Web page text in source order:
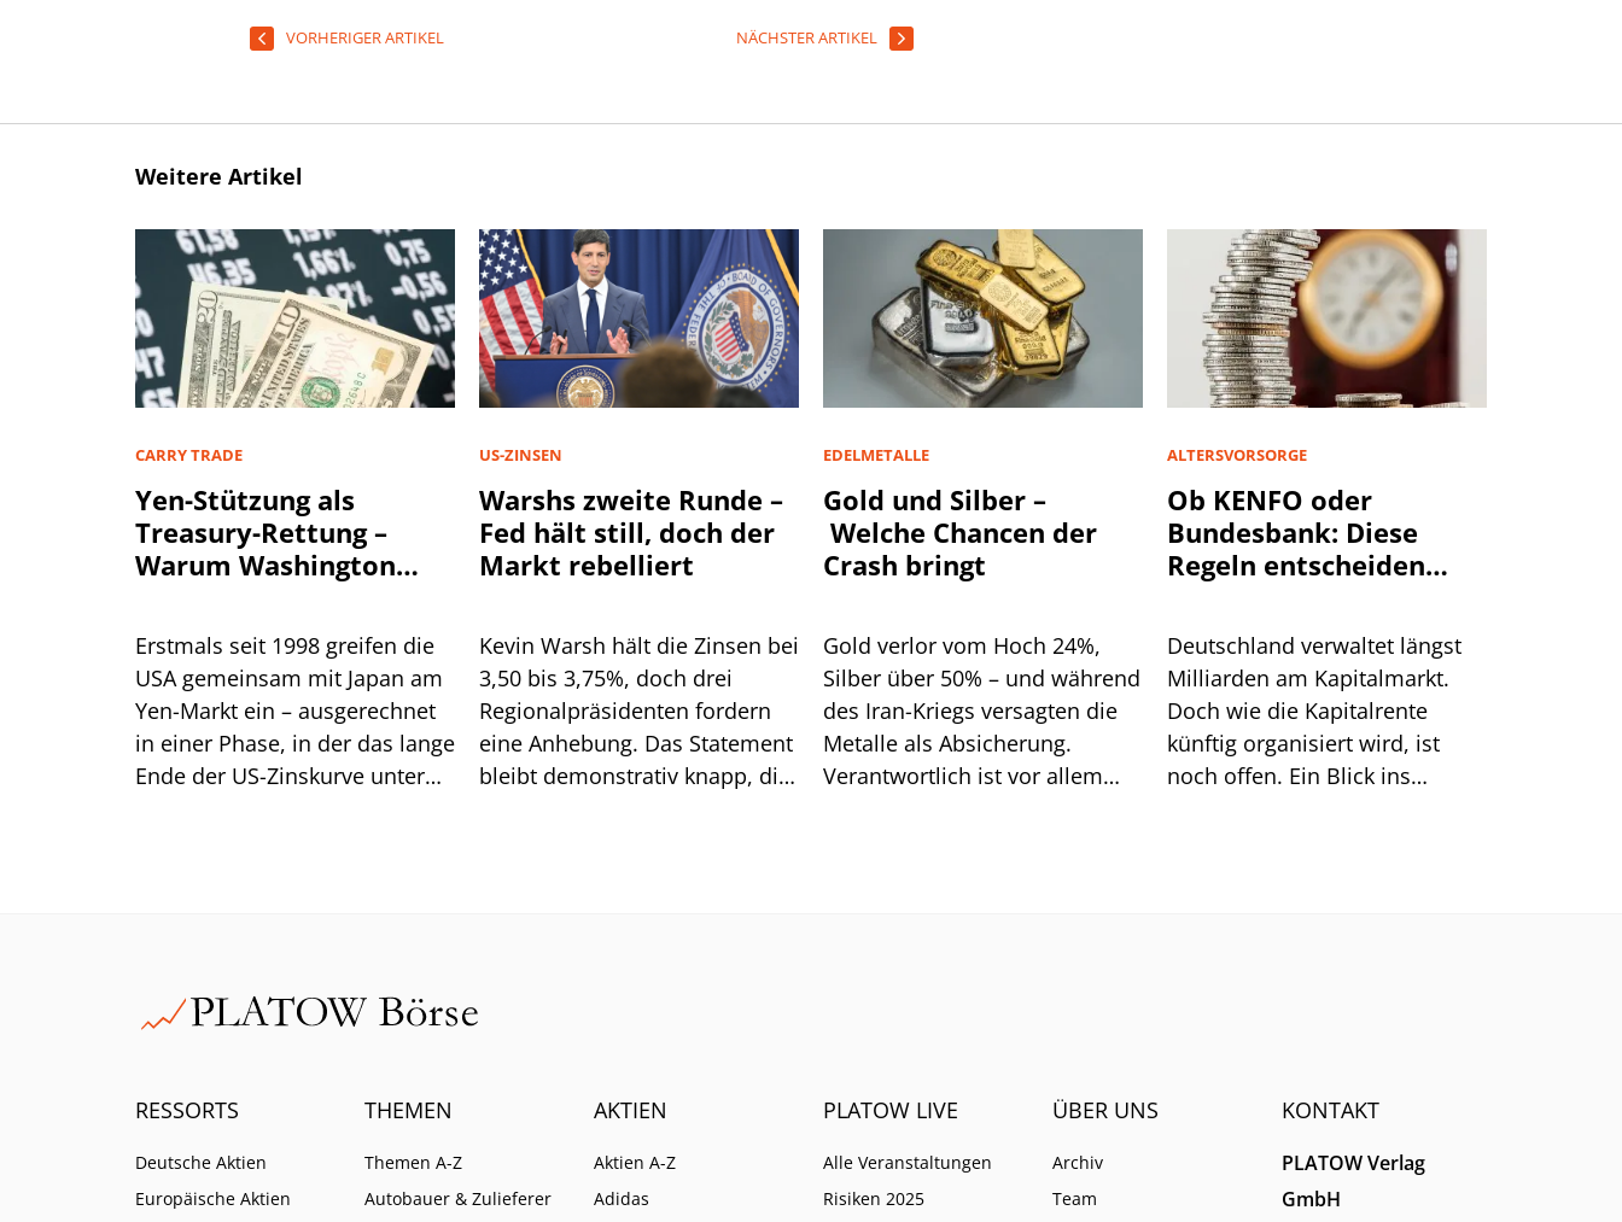
VORHERIGER ARTIKEL NÄCHSTER ARTIKEL
Weitere Artikel
CARRY TRADE
Yen-Stützung als
Treasury-Rettung –
Warum Washington
will
Erstmals seit 1998 greifen die
USA gemeinsam mit Japan am
Yen-Markt ein – ausgerechnet
in einer Phase, in der das lange
Ende der US-Zinskurve unter
US-ZINSEN
Warshs zweite Runde –
Fed hält still, doch der
Markt rebelliert
Kevin Warsh hält die Zinsen bei
3,50 bis 3,75%, doch drei
Regionalpräsidenten fordern
eine Anhebung. Das Statement
bleibt demonstrativ knapp, die
EDELMETALLE
Gold und Silber –
Welche Chancen der
Crash bringt
Gold verlor vom Hoch 24%,
Silber über 50% – und während
des Iran-Kriegs versagten die
Metalle als Absicherung.
Verantwortlich ist vor allem
ALTERSVORSORGE
Ob KENFO oder
Bundesbank: Diese
Regeln entscheiden
Deutschland verwaltet längst
Milliarden am Kapitalmarkt.
Doch wie die Kapitalrente
künftig organisiert wird, ist
noch offen. Ein Blick ins
RESSORTS
Deutsche Aktien
Europäische Aktien
THEMEN
Themen A-Z
Autobauer & Zulieferer
AKTIEN
Aktien A-Z
Adidas
PLATOW LIVE
Alle Veranstaltungen
Risiken 2025
ÜBER UNS
Archiv
Team
KONTAKT
PLATOW Verlag
GmbH